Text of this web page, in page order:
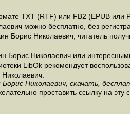
ТХТ (RTF) или FB2 (EPUB или
можно бесплатно, без
Борис Николаевич, читатель
Борис Николаевич или
LibOk рекомендует
Борис Николаевич, скачать,
проставить ссылку на